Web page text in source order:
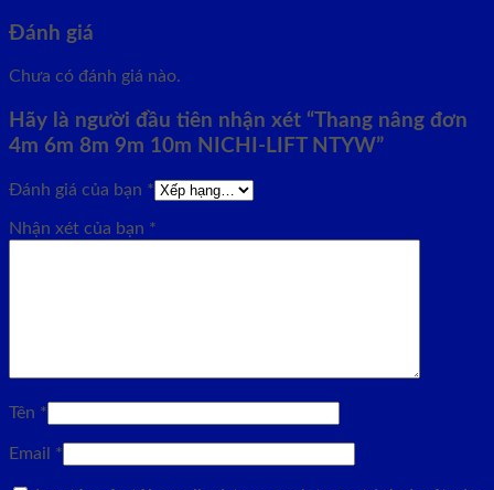
Đánh giá
Chưa có đánh giá nào.
Hãy là người đầu tiên nhận xét “Thang nâng đơn
4m 6m 8m 9m 10m NICHI-LIFT NTYW”
Đánh giá của bạn *
Nhận xét của bạn *
Tên *
Email *